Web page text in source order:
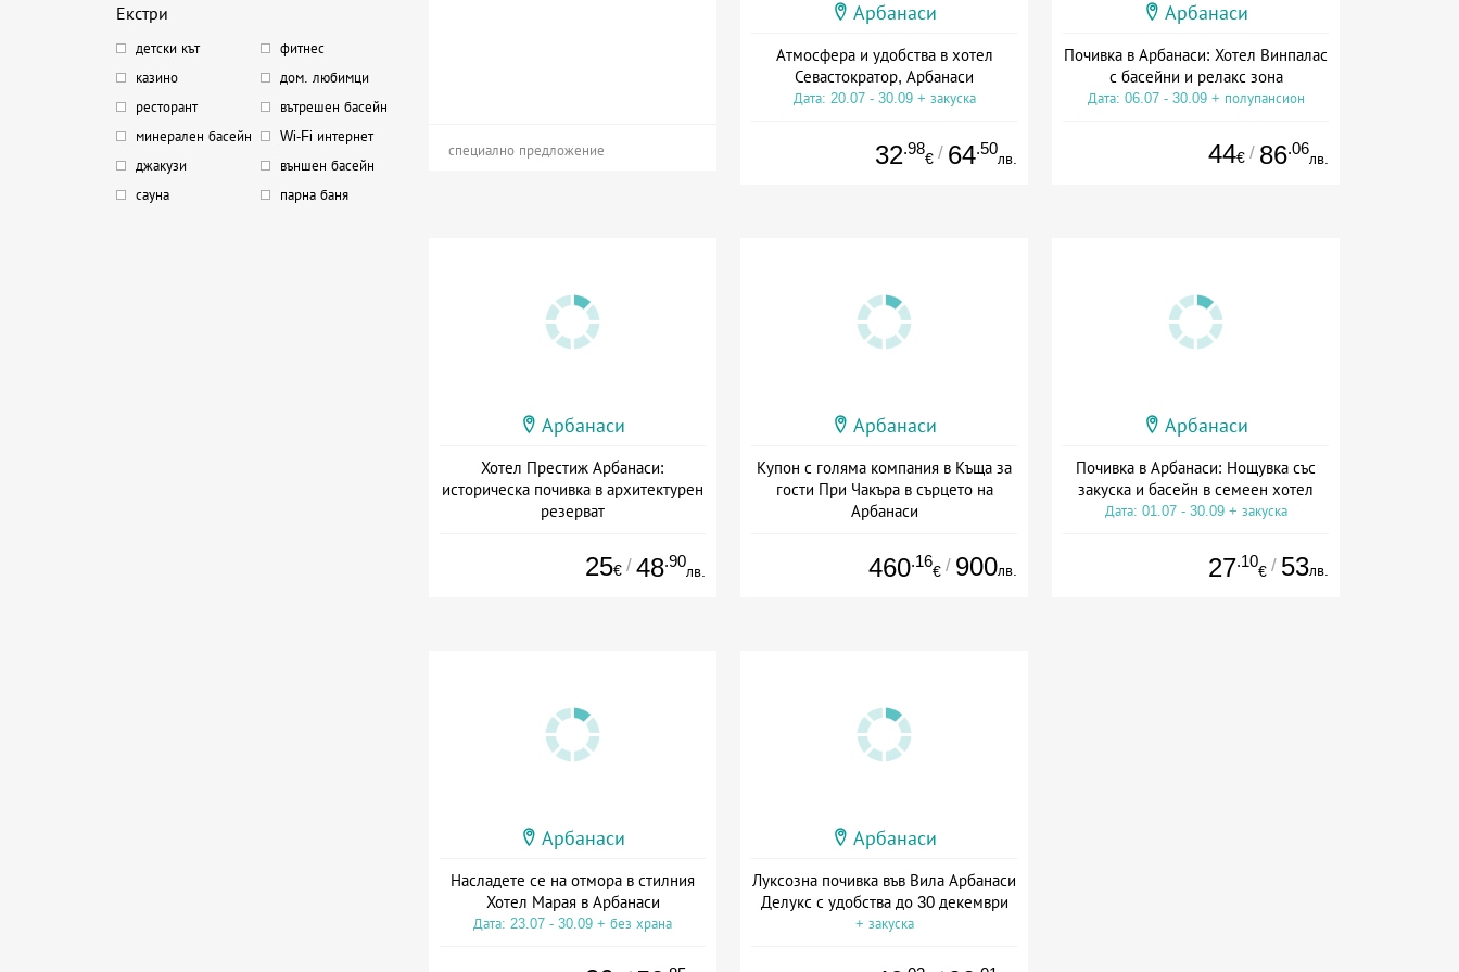
Екстри
детски кът
фитнес
казино
дом. любимци
ресторант
вътрешен басейн
минерален басейн
Wi-Fi интернет
джакузи
външен басейн
сауна
парна баня
специално предложение
Арбанаси
Атмосфера и удобства в хотел
Севастократор, Арбанаси
Дата: 20.07 - 30.09 + закуска
32.98
€ / 64.50
лв.
Арбанаси
Почивка в Арбанаси: Хотел Винпалас
с басейни и релакс зона
Дата: 06.07 - 30.09 + полупансион
44€ / 86.06
лв.
Арбанаси
Хотел Престиж Арбанаси:
историческа почивка в архитектурен
резерват
25€ / 48.90
лв.
Арбанаси
Купон с голяма компания в Къща за
гости При Чакъра в сърцето на
Арбанаси
460.16
€ / 900лв.
Арбанаси
Почивка в Арбанаси: Нощувка със
закуска и басейн в семеен хотел
Дата: 01.07 - 30.09 + закуска
27.10
€ / 53лв.
Арбанаси
Насладете се на отмора в стилния
Хотел Марая в Арбанаси
Дата: 23.07 - 30.09 + без храна
Арбанаси
Луксозна почивка във Вила Арбанаси
Делукс с удобства до 30 декември
+ закуска